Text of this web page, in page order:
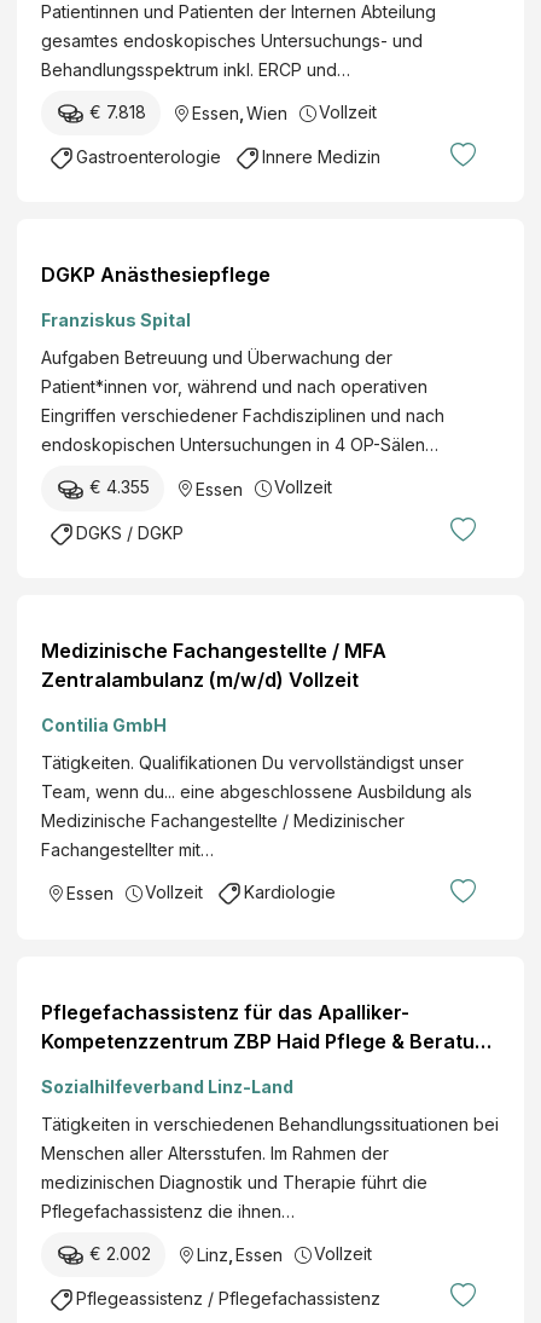
Patientinnen und Patienten der Internen Abteilung
gesamtes endoskopisches Untersuchungs- und
Behandlungsspektrum inkl. ERCP und…
€ 7.818 Essen Wien Vollzeit
Gastroenterologie Innere Medizin
DGKP Anästhesiepflege
Franziskus Spital
Aufgaben Betreuung und Überwachung der
Patient*innen vor, während und nach operativen
Eingriffen verschiedener Fachdisziplinen und nach
endoskopischen Untersuchungen in 4 OP-Sälen…
€ 4.355 Essen Vollzeit
DGKS / DGKP
Medizinische Fachangestellte / MFA
Zentralambulanz (m/w/d) Vollzeit
Contilia GmbH
Tätigkeiten. Qualifikationen Du vervollständigst unser
Team, wenn du... eine abgeschlossene Ausbildung als
Medizinische Fachangestellte / Medizinischer
Fachangestellter mit…
Essen Vollzeit Kardiologie
Pflegefachassistenz für das Apalliker-
Kompetenzzentrum ZBP Haid Pflege & Beratung
Sozialhilfeverband Linz-Land
Tätigkeiten in verschiedenen Behandlungssituationen bei
Menschen aller Altersstufen. Im Rahmen der
medizinischen Diagnostik und Therapie führt die
Pflegefachassistenz die ihnen…
€ 2.002 Linz Essen Vollzeit
Pflegeassistenz / Pflegefachassistenz